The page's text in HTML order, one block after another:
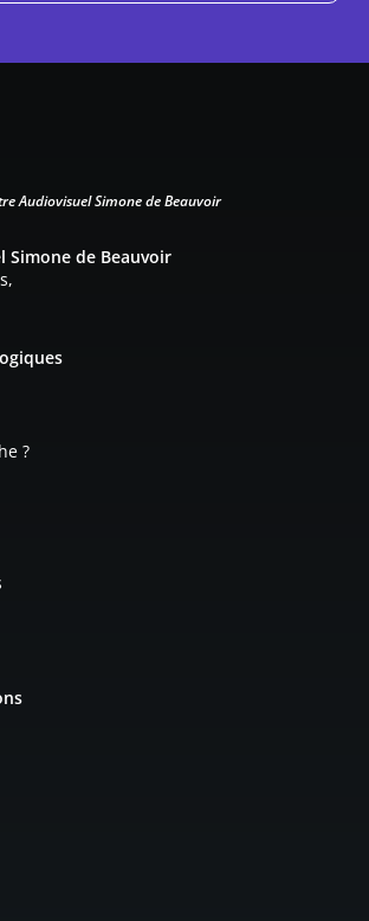
Audiovisuel Simone de Beauvoir
Simone de Beauvoir
?